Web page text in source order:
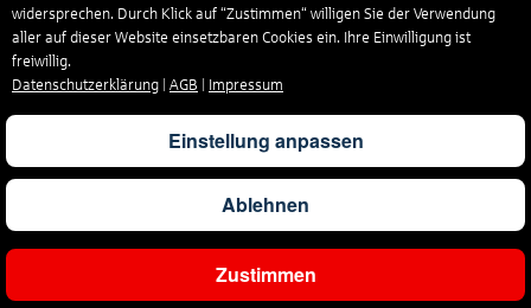
Ergebnisse filtern
widersprechen. Durch Klick auf “Zustimmen“ willigen Sie der Verwendung
aller auf dieser Website einsetzbaren Cookies ein. Ihre Einwilligung ist
freiwillig.
Datenschutzerklärung
AGB Impressum
Einstellung anpassen
Ablehnen
Zustimmen